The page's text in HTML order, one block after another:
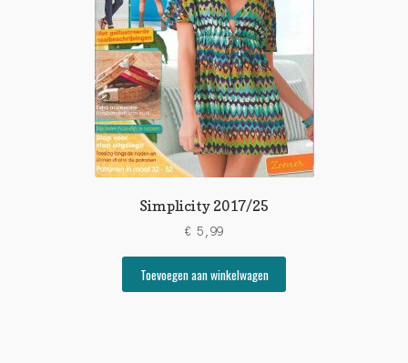
Simplicity 2017/25
€ 5,99
Toevoegen aan winkelwagen